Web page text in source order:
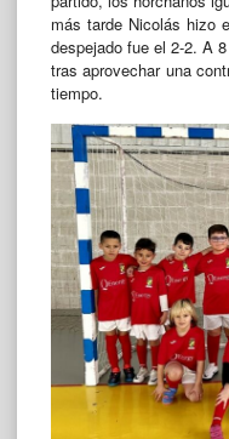
más tarde Nicolás hizo
despejado fue el 2-2. A
tras aprovechar una
tiempo.